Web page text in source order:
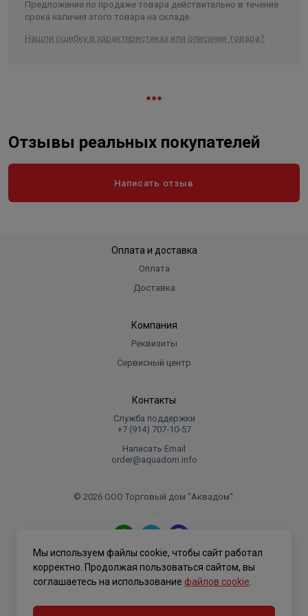
прогрев полностью исключает образование зон перегрева.
Предложение по продаже товара действительно в течение
срока наличия этого товара на складе.
Нашли ошибку в характеристиках или описании товара?
Отзывы реальных покупателей
Написать отзыв
Оплата и доставка
Оплата
Доставка
Компания
Реквизиты
Сервисный центр
Контакты
Служба поддержки
+7 (914) 707‑10‑57
Написать Email
order@aquadom.info
© 2026 ООО Торговый дом "Аквадом".
.
Политика конфиденциальности
Мы используем файлы cookie, чтобы сайт работал
корректно. Продолжая пользоваться сайтом, вы
соглашаетесь на использование файлов cookie